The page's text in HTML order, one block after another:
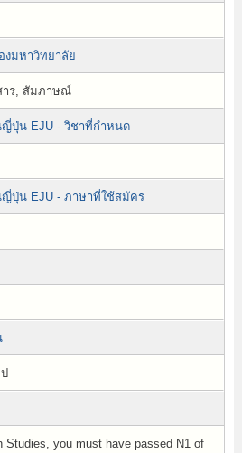
งมหาวิทยาลัย
าร, สัมภาษณ์
ญี่ปุ่น EJU - วิชาที่กำหนด
ญี่ปุ่น EJU - ภาษาที่ใช้สมัคร
Studies, you must have passed N1 of